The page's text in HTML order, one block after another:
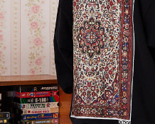
ПОЛЕЗНАЯ
ИНФОРМАЦИЯ
О бренде
Блог
Вакансии